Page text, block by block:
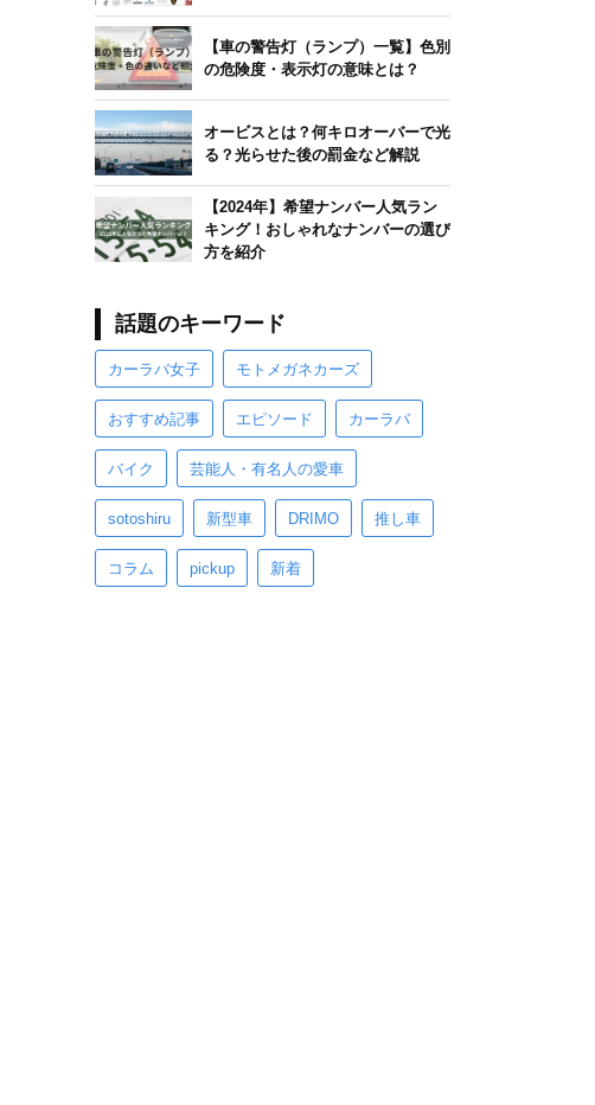
【車の警告灯（ランプ）一覧】色別
の危険度・表示灯の意味とは？
オービスとは？何キロオーバーで光
る？光らせた後の罰金など解説
【2024年】希望ナンバー人気ラン
キング！おしゃれなナンバーの選び
方を紹介
話題のキーワード
カーラバ女子 モトメガネカーズ
おすすめ記事 エピソード カーラバ
バイク 芸能人・有名人の愛車
sotoshiru 新型車 DRIMO 推し車
コラム pickup 新着